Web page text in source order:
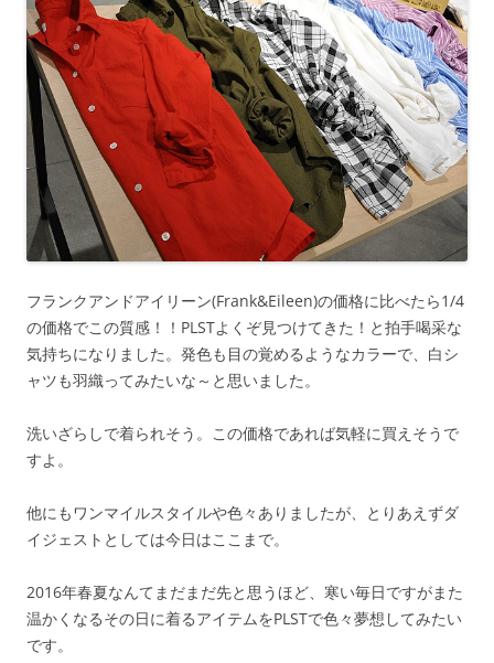
フランクアンドアイリーン(Frank&Eileen)の価格に比べたら1/4
の価格でこの質感！！PLSTよくぞ見つけてきた！と拍手喝采な
気持ちになりました。発色も目の覚めるようなカラーで、白シ
ャツも羽織ってみたいな～と思いました。
洗いざらしで着られそう。この価格であれば気軽に買えそうで
すよ。
他にもワンマイルスタイルや色々ありましたが、とりあえずダ
イジェストとしては今日はここまで。
2016年春夏なんてまだまだ先と思うほど、寒い毎日ですがまた
温かくなるその日に着るアイテムをPLSTで色々夢想してみたい
です。